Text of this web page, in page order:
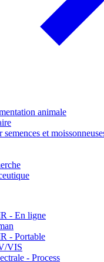
animale
et
- En ligne
- Portable
VIS
- Process